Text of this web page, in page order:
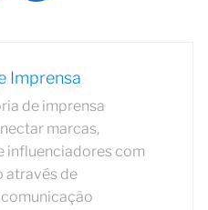
Imprensa
de imprensa
marcas,
influenciadores com
através de